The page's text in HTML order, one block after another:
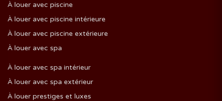
À louer avec piscine
À louer avec piscine intérieure
À louer avec piscine extérieure
À louer avec spa
À louer avec spa intérieur
À louer avec spa extérieur
À louer prestiges et luxes